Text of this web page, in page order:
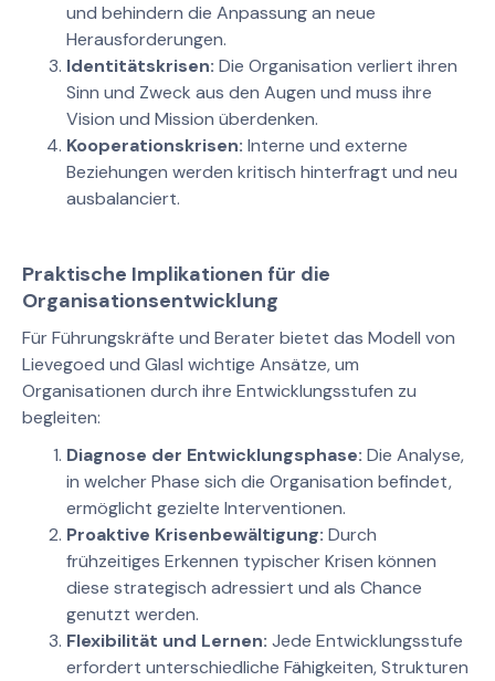
und behindern die Anpassung an neue
Herausforderungen.
Identitätskrisen: Die Organisation verliert ihren
Sinn und Zweck aus den Augen und muss ihre
Vision und Mission überdenken.
Kooperationskrisen: Interne und externe
Beziehungen werden kritisch hinterfragt und neu
ausbalanciert.
Praktische Implikationen für die
Organisationsentwicklung
Für Führungskräfte und Berater bietet das Modell von
Lievegoed und Glasl wichtige Ansätze, um
Organisationen durch ihre Entwicklungsstufen zu
begleiten:
Diagnose der Entwicklungsphase: Die Analyse,
in welcher Phase sich die Organisation befindet,
ermöglicht gezielte Interventionen.
Proaktive Krisenbewältigung: Durch
frühzeitiges Erkennen typischer Krisen können
diese strategisch adressiert und als Chance
genutzt werden.
Flexibilität und Lernen: Jede Entwicklungsstufe
erfordert unterschiedliche Fähigkeiten, Strukturen